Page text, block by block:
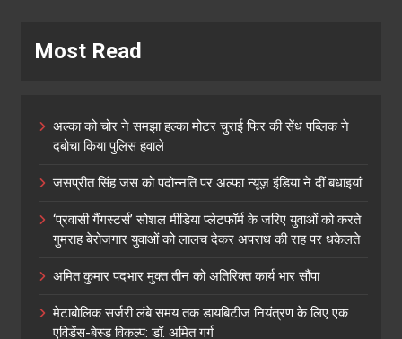
Most Read
अल्का को चोर ने समझा हल्का मोटर चुराई फिर की सेंध पब्लिक ने
दबोचा किया पुलिस हवाले
जसप्रीत सिंह जस को पदोन्नति पर अल्फा न्यूज़ इंडिया ने दीं बधाइयां
‘प्रवासी गैंगस्टर्स’ सोशल मीडिया प्लेटफॉर्म के जरिए युवाओं को करते
गुमराह बेरोजगार युवाओं को लालच देकर अपराध की राह पर धकेलते
अमित कुमार पदभार मुक्त तीन को अतिरिक्त कार्य भार सौंपा
मेटाबोलिक सर्जरी लंबे समय तक डायबिटीज नियंत्रण के लिए एक
एविडेंस-बेस्ड विकल्प: डॉ. अमित गर्ग